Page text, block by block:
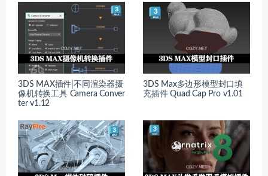
3DS MAX插件|不同渲染器摄
像机转换工具 Camera Conver
ter v1.12
3DS Max多边形模型封口填
充插件 Quad Cap Pro v1.01